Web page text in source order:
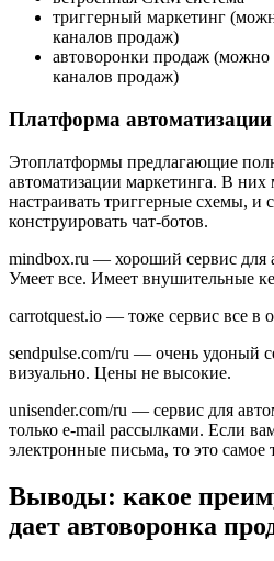
триггерный маркетинг
каналов продаж)
автоворонки продаж (можно
каналов продаж)
Платформа
Этоплатформы предлагающие
автоматизации маркетинга. В них
настраивать триггерные схемы, и
конструировать чат-ботов.
mindbox.ru — хороший сервис для
Умеет все. Имеет внушительные
carrotquest.io — тоже сервис все в
sendpulse.com/ru — очень удоный
визуально. Цены не высокие.
unisender.com/ru — сервис для
только e-mail рассылками. Если
электронные письма, то это самое
Выводы: какое
дает автоворонка